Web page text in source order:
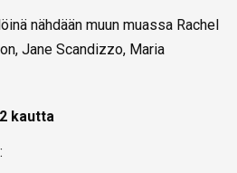
nähdään muun muassa Rachel
Jane Scandizzo, Maria
kautta